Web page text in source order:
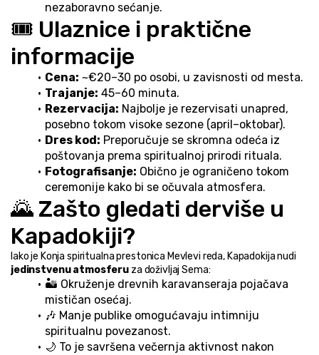
nezaboravno sećanje.
🎟️ Ulaznice i praktične
informacije
Cena: ~€20–30 po osobi, u zavisnosti od mesta.
Trajanje: 45–60 minuta.
Rezervacija: Najbolje je rezervisati unapred,
posebno tokom visoke sezone (april–oktobar).
Dres kod: Preporučuje se skromna odeća iz
poštovanja prema spiritualnoj prirodi rituala.
Fotografisanje: Obično je ograničeno tokom
ceremonije kako bi se očuvala atmosfera.
🌄 Zašto gledati derviše u
Kapadokiji?
jedinstvenu atmosferu za doživljaj Sema:
🏜️ Okruženje drevnih karavanseraja pojačava
mističan osećaj.
🎶 Manje publike omogućavaju intimniju
spiritualnu povezanost.
🌙 To je savršena večernja aktivnost nakon